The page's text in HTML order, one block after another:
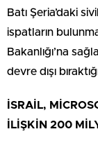
Batı Şeria’daki
ispatların
Bakanlığı’na
devre dışı
İSRAİL,
İLİŞKİN 200